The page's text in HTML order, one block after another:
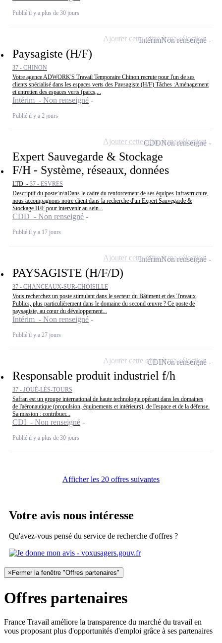
Publié il y a plus de 30 jours
Paysagiste (H/F)
37 - CHINON
Votre agence ADWORK'S Travail Temporaire Chinon recrute pour l'un de ses
clients spécialisé dans les espaces verts des Paysagiste (H/F) Tâches :Aménagement
et entretien des espaces verts (parcs,...
Intérim - Non renseigné
Publié il y a 2 jours
IntérimNon renseigné
Ajouter cette offre à ma sélection
Expert Sauvegarde & Stockage
F/H - Système, réseaux, données
LTD - 37 - ESVRES
Descriptif du poste:\n\nDans le cadre du renforcement de ses équipes Infrastructure,
nous accompagnons notre client dans la recherche d'un Expert Sauvegarde &
Stockage H/F pour intervenir au sein...
CDD - Non renseigné
Publié il y a 17 jours
CDDNon renseigné
Ajouter cette offre à ma sélection
PAYSAGISTE (H/F/D)
37 - CHANCEAUX-SUR-CHOISILLE
Vous recherchez un poste stimulant dans le secteur du Bâtiment et des Travaux
Publics, plus particulièrement dans le domaine du second œuvre ? Ce poste de
paysagiste, au cœur du développement...
Intérim - Non renseigné
Publié il y a 27 jours
IntérimNon renseigné
Ajouter cette offre à ma sélection
Responsable produit industriel f/h
37 - JOUÉ-LÈS-TOURS
Safran est un groupe international de haute technologie opérant dans les domaines
de l'aéronautique (propulsion, équipements et intérieurs), de l'espace et de la défense.
Sa mission : contribuer...
CDI - Non renseigné
Publié il y a plus de 30 jours
CDINon renseigné
Ajouter cette offre à ma sélection
Afficher les 20 offres suivantes
Votre avis nous intéresse
Qu'avez-vous pensé du service de recherche d'offres ?
× Fermer la fenêtre "Offres partenaires"
Offres partenaires
France Travail améliore la transparence du marché du travail en
vous proposant plus d'opportunités d'emploi grâce à ses partenaires